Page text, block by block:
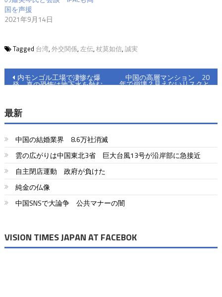
国を声援
2021年9月14日
Tagged 台湾, 外交関係, 左伝, 杖莫如信, 誠実
投
ナ
ビ
ゲ
ー
シ
ョ
内モンゴル工場で凄惨な爆
発 真の恐怖は地下水を蝕む
中国の高層マンション 20
年で崩壊？見えないリスクと
最新
中国の結婚業界 8.6万社消滅
雲の広がりは中国東北3省 巨大台風13号が沿岸部に急接近
自主閉店運動 政府が負けた
純金の仏像
中国SNSで大論争 公共マナーの闇
VISION TIMES JAPAN AT FACEBOK